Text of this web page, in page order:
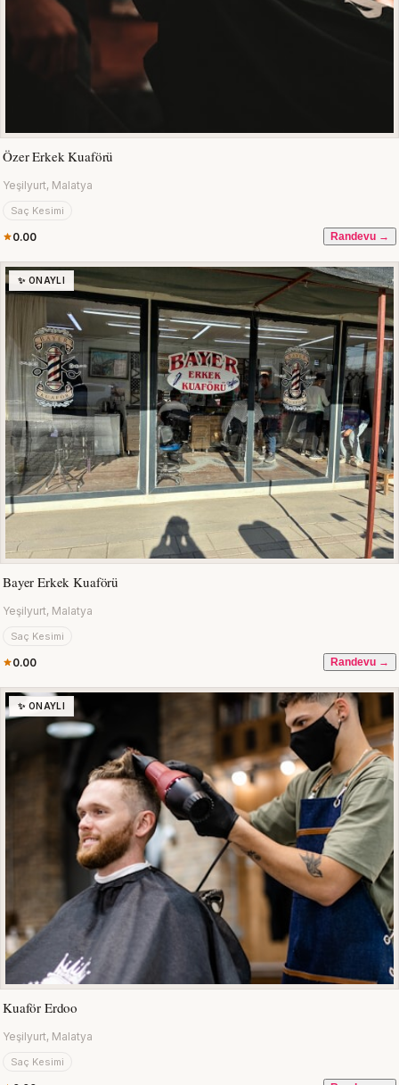
Özer Erkek Kuaförü
Yeşilyurt, Malatya
Saç Kesimi
0.00 Randevu →
✨ ONAYLI
Bayer Erkek Kuaförü
Yeşilyurt, Malatya
Saç Kesimi
0.00 Randevu →
✨ ONAYLI
Kuaför Erdoo
Yeşilyurt, Malatya
Saç Kesimi